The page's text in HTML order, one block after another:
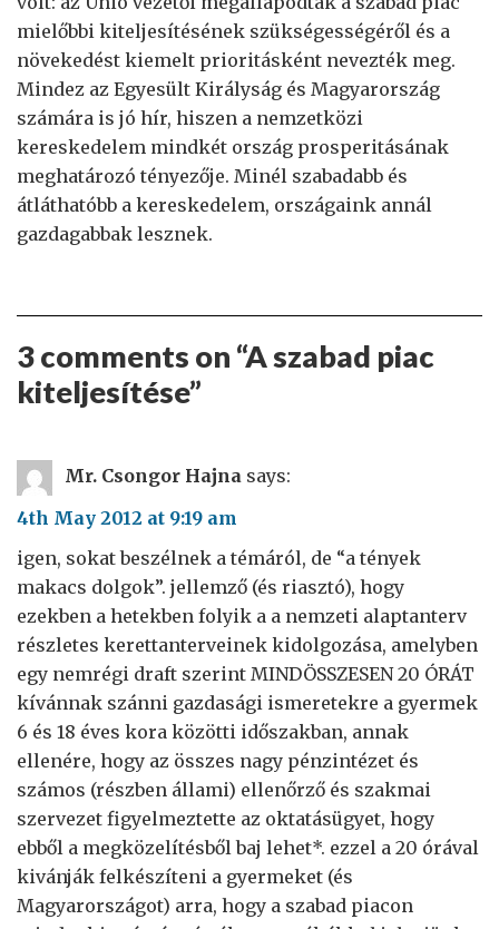
mielőbbi kiteljesítésének szükségességéről és a
növekedést kiemelt prioritásként nevezték meg.
Mindez az Egyesült Királyság és Magyarország
számára is jó hír, hiszen a nemzetközi
kereskedelem mindkét ország prosperitásának
meghatározó tényezője. Minél szabadabb és
átláthatóbb a kereskedelem, országaink annál
gazdagabbak lesznek.
3 comments on “A szabad piac
kiteljesítése”
Mr. Csongor Hajna says:
4th May 2012 at 9:19 am
igen, sokat beszélnek a témáról, de “a tények
makacs dolgok”. jellemző (és riasztó), hogy
ezekben a hetekben folyik a a nemzeti alaptanterv
részletes kerettanterveinek kidolgozása, amelyben
egy nemrégi draft szerint MINDÖSSZESEN 20 ÓRÁT
kívánnak szánni gazdasági ismeretekre a gyermek
6 és 18 éves kora közötti időszakban, annak
ellenére, hogy az összes nagy pénzintézet és
számos (részben állami) ellenőrző és szakmai
szervezet figyelmeztette az oktatásügyet, hogy
ebből a megközelítésből baj lehet*. ezzel a 20 órával
kivánják felkészíteni a gyermeket (és
Magyarországot) arra, hogy a szabad piacon